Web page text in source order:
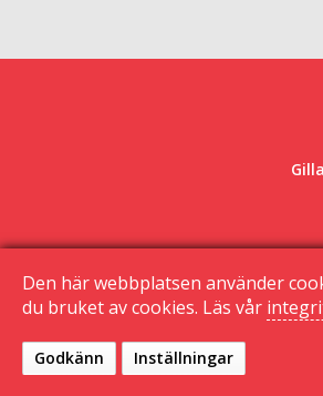
Den här webbplatsen använder
du bruket av cookies. Läs vår
Godkänn Inställningar